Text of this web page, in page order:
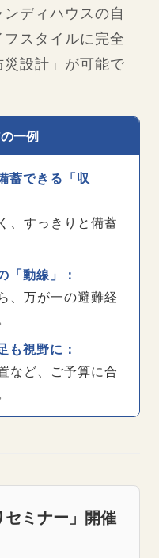
ディハウスの自
スタイルに完全
設計」が可能で
一例
蓄できる「収
、すっきりと備蓄
「動線」：
、万が一の避難経
も視野に：
など、ご予算に合
セミナー」開催